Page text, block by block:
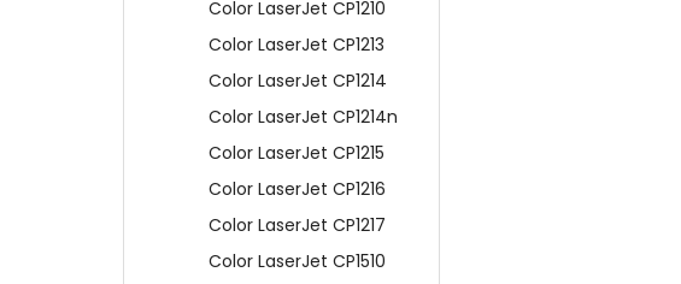
Color LaserJet CP1210
Color LaserJet CP1213
Color LaserJet CP1214
Color LaserJet CP1214n
Color LaserJet CP1215
Color LaserJet CP1216
Color LaserJet CP1217
Color LaserJet CP1510